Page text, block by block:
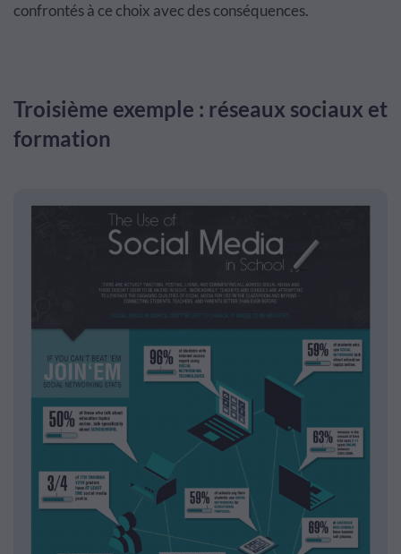
confrontés à ce choix avec des conséquences.
Troisième exemple : réseaux sociaux et
formation